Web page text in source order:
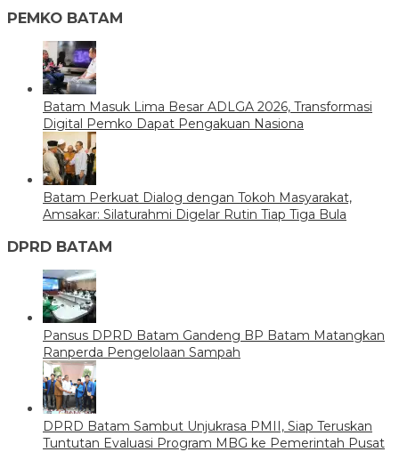
PEMKO BATAM
Batam Masuk Lima Besar ADLGA 2026, Transformasi
Digital Pemko Dapat Pengakuan Nasiona
Batam Perkuat Dialog dengan Tokoh Masyarakat,
Amsakar: Silaturahmi Digelar Rutin Tiap Tiga Bula
DPRD BATAM
Pansus DPRD Batam Gandeng BP Batam Matangkan
Ranperda Pengelolaan Sampah
DPRD Batam Sambut Unjukrasa PMII, Siap Teruskan
Tuntutan Evaluasi Program MBG ke Pemerintah Pusat